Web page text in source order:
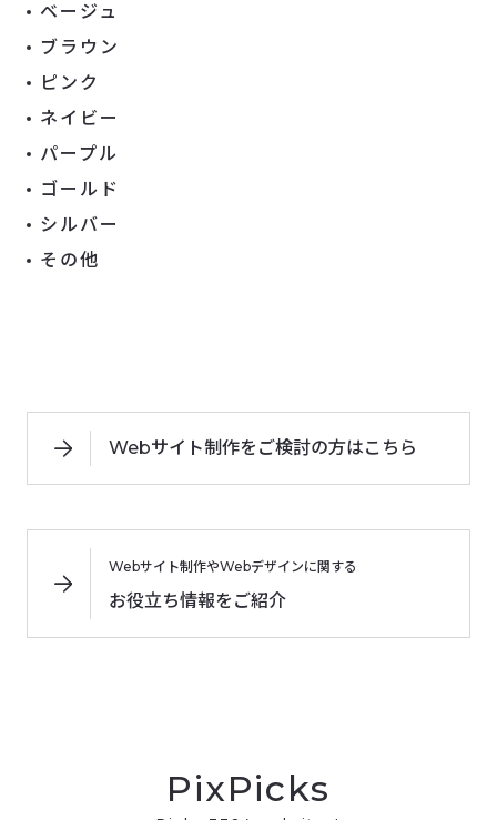
ベージュ
ブラウン
ピンク
ネイビー
パープル
ゴールド
シルバー
その他
Webサイト制作をご検討の方はこちら
Webサイト制作やWebデザインに関する
お役立ち情報をご紹介
PixPicks